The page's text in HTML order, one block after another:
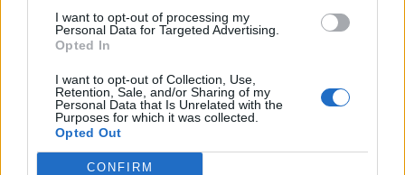
I want to opt-out of processing my
Personal Data for Targeted Advertising.
Opted In
I want to opt-out of Collection, Use,
Retention, Sale, and/or Sharing of my
Personal Data that Is Unrelated with the
Purposes for which it was collected.
Opted Out
CONFIRM
ludzkiej moralności i życia człowieka.
Jan
Kochanowski bardzo często w swojej twórczości
egzystencji, nierzadko dokonywał ich
porównania. Natura dla poety była źródłem
nadziei i radości dla człowieka. Utwór „Serce
roście” najprawdopodobniej został napisany